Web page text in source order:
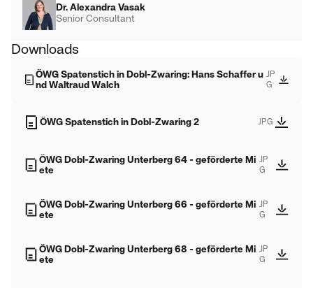
Dr. Alexandra Vasak
Senior Consultant
Downloads
ÖWG Spatenstich in Dobl-Zwaring: Hans Schaffer u
nd Waltraud Walch
JP
G
ÖWG Spatenstich in Dobl-Zwaring 2 JPG
ÖWG Dobl-Zwaring Unterberg 64 - geförderte Mi
ete
JP
G
ÖWG Dobl-Zwaring Unterberg 66 - geförderte Mi
ete
JP
G
ÖWG Dobl-Zwaring Unterberg 68 - geförderte Mi
ete
JP
G